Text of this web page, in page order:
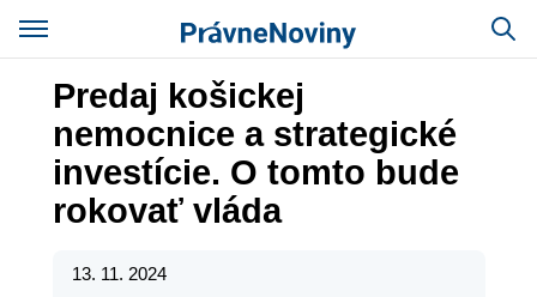
Predaj košickej
nemocnice a strategické
investície. O tomto bude
rokovať vláda
13. 11. 2024